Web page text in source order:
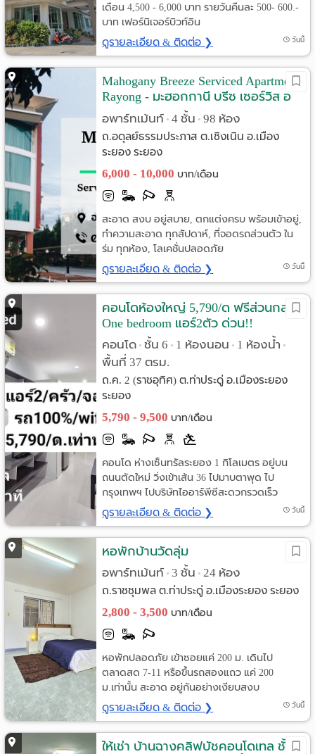
เดือน 4,500 - 6,000 บาท รายวันคืนละ 500- 600.-
บาท เฟอร์นิเจอร์บิวท์อิน
ดูรายละเอียด & ติดต่อ ❯ วันนี้
Mahogany Breeze Serviced Apartment
Rayong - มะฮอกกานี บรีซ เซอร์วิส อ
พาร์ทเม้นท์ ระยอง
อพาร์ทเม้นท์ • 4 ชั้น • 98 ห้อง
ถ.อดุลย์ธรรมประภาส ต.เชิงเนิน อ.เมือง
ระยอง ระยอง
6,000 - 10,000 บาท/เดือน
สะอาด สงบ อยู่สบาย, ตกแต่งครบ พร้อมเข้าอยู่,
ทำความสะอาด ทุกสัปดาห์, ที่จอดรถส่วนตัว ใน
ร่ม ทุกห้อง, โลเคชั่นปลอดภัย
ดูรายละเอียด & ติดต่อ ❯ วันนี้
คอนโดห้องใหญ่ 5,790/ด ฟรีส่วนกลาง
One bedroom แอร์2ตัว ด่วน!!
คอนโด • ชั้น 6 • 1 ห้องนอน • 1 ห้องน้ำ •
พื้นที่ 37 ตรม.
ถ.ค. 2 (ราชอุทิศ) ต.ท่าประดู่ อ.เมืองระยอง
ระยอง
5,790 - 9,500 บาท/เดือน
คอนโด ห่างเซ็นทรัลระยอง 1 กิโลเมตร อยู่บน
ถนนตัดใหม่ วิ่งเข้าเส้น 36 ไปมาบตาพุด ไป
กรุงเทพฯ ไปบริษัทไออาร์พีซีสะดวกรวดเร็ว
ดูรายละเอียด & ติดต่อ ❯ วันนี้
หอพักบ้านวัดลุ่ม
อพาร์ทเม้นท์ • 3 ชั้น • 24 ห้อง
ถ.ราชชุมพล ต.ท่าประดู่ อ.เมืองระยอง ระยอง
2,800 - 3,500 บาท/เดือน
หอพักปลอดภัย เข้าซอยแค่ 200 ม. เดินไป
ตลาดสด 7-11 หรือขึ้นรถสองแถว แค่ 200
ม.เท่านั้น สะอาด อยู่กันอย่างเงียบสงบ
ดูรายละเอียด & ติดต่อ ❯ วันนี้
ให้เช่า บ้านฉางคลิฟบัชคอนโดเทล ชั้น8